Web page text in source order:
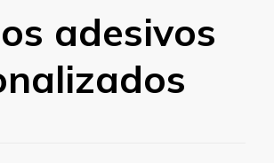
adesivos